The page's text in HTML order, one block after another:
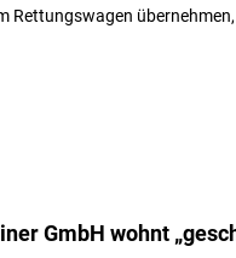
Rettungswagen
GmbH wohnt